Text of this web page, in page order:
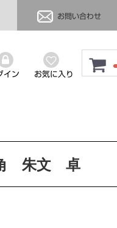
お問い合わせ
イン お気に入り
角 朱文 卓